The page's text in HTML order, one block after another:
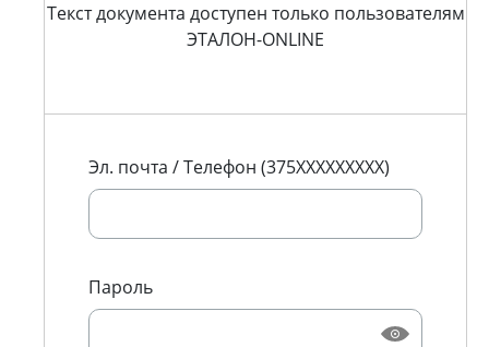
Текст документа доступен только пользователям
ЭТАЛОН-ONLINE
Эл. почта / Телефон (375XXXXXXXXX)
Пароль